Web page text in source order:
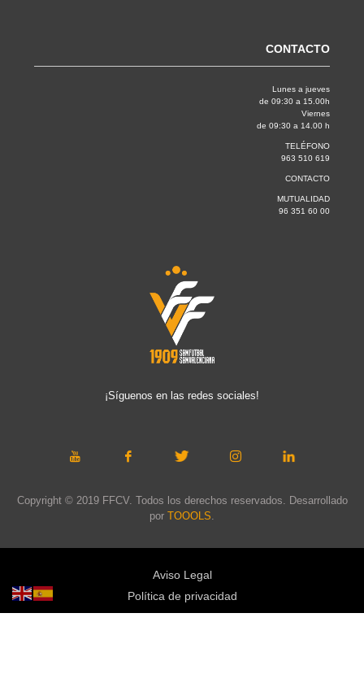
CONTACTO
Lunes a jueves
de 09:30 a 15.00h
Viernes
de 09:30 a 14.00 h
TELÉFONO
963 510 619
CONTACTO
MUTUALIDAD
96 351 60 00
¡Síguenos en las redes sociales!
Copyright © 2019 FFCV. Todos los derechos reservados. Desarrollado
por TOOOLS.
Aviso Legal
Política de privacidad
Política de cookies